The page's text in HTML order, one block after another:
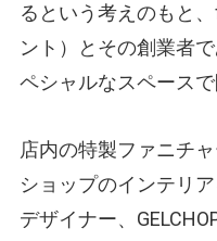
るという考えのもと
ント）とその創業者
ペシャルなスペース
店内の特製ファニチ
ショップのインテリ
デザイナー、